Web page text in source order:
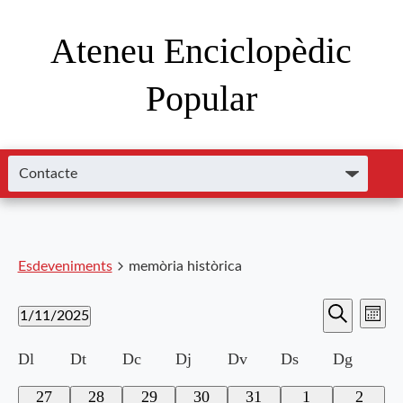
Ateneu Enciclopèdic
Popular
Esdeveniments memòria històrica
visual
i
Cerca de
Mes
1/11/2025
una
Calendari
Dl Dt Dc Dj Dv Ds Dg
0
27
0
28
0
29
0
30
0
31
0
1
0
2